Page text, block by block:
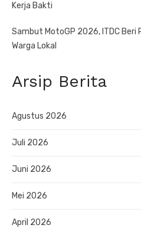
Kerja Bakti
Sambut MotoGP 2026, ITDC
Warga Lokal
Arsip Berita
Agustus 2026
Juli 2026
Juni 2026
Mei 2026
April 2026